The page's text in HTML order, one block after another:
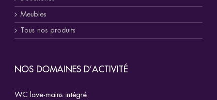
Meubles
Tous nos produits
NOS DOMAINES D’ACTIVITÉ
WC lave-mains intégré